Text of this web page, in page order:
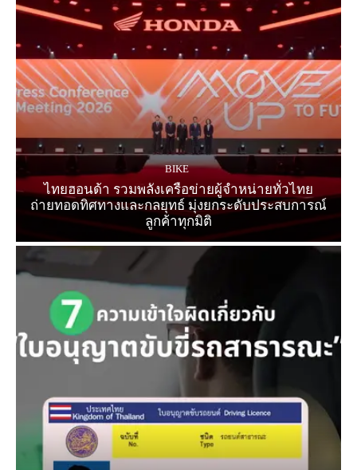
BIKE
ไทยฮอนด้า รวมพลังเครือข่ายผู้จำหน่ายทั่วไทย
ถ่ายทอดทิศทางและกลยุทธ์ มุ่งยกระดับประสบการณ์
ลูกค้าทุกมิติ